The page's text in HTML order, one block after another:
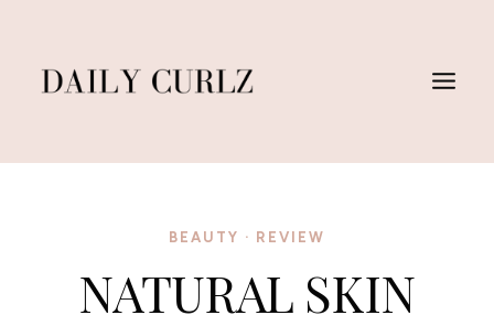
Contenido
BEAUTY · REVIEW
NATURAL SKIN